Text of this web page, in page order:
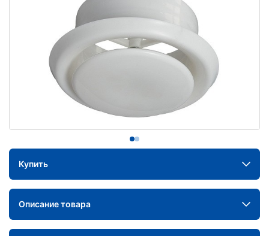
Купить
Описание товара